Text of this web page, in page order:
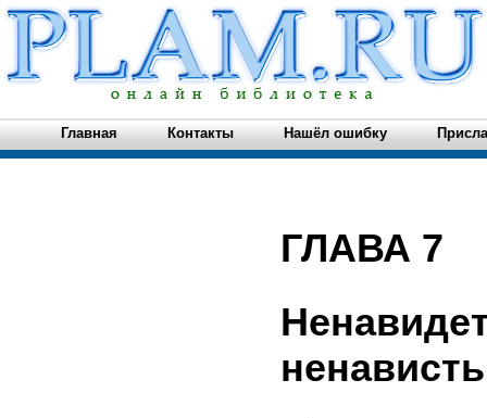
Главная Контакты Нашёл ошибку
ГЛАВА 7
ненависть